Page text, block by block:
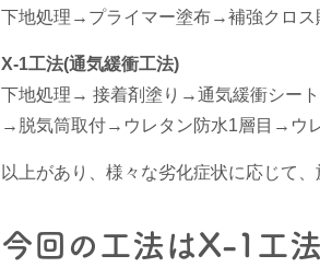
下地処理→プライマー塗布→補強クロ
X-1工法(通気緩衝工法)
下地処理→ 接着剤塗り→通気緩衝シート
→脱気筒取付→ウレタン防水1層目→ウ
以上があり、様々な劣化症状に応じて
今回の工法はX-1工法